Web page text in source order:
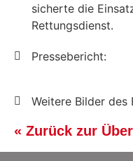
sicherte die
Rettungsdienst.
Pressebericht:
Weitere Bilder des
« Zurück zur